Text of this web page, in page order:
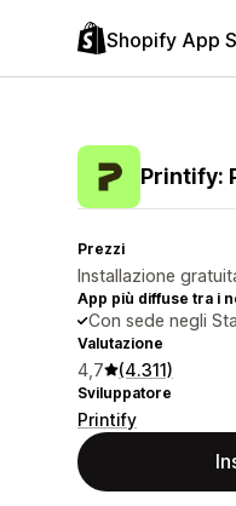
Shopify App
Printify:
Prezzi
Installazione
App più diffuse tra i
Con sede negli
Valutazione
4,7 (4.311)
Sviluppatore
Printify